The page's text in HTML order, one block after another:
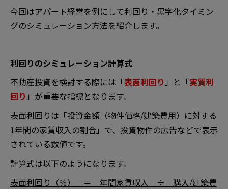
今回はアパート経営を例にして利回り・黒字化タイミン
グのシミュレーション方法を紹介します。
利回りのシミュレーション計算式
不動産投資を検討する際には「表面利回り 」と「実質利
回り 」が重要な指標となります。
表面利回りは「投資金額（物件価格/建築費用）に対する
1年間の家賃収入の割合」で、投資物件の広告などで表示
されている数値です。
計算式は以下のようになります。
表面利回り（％） ＝ 年間家賃収入 ÷ 購入/建築費